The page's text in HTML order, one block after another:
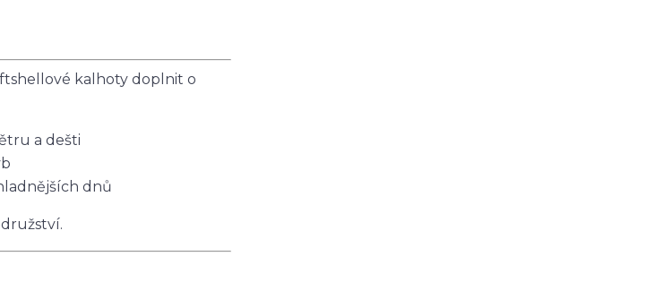
kalhoty doplnit o
a dešti
dnů